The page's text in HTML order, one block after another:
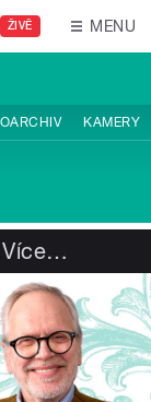
ŽIVĚ MENU
KAMERY
Více…